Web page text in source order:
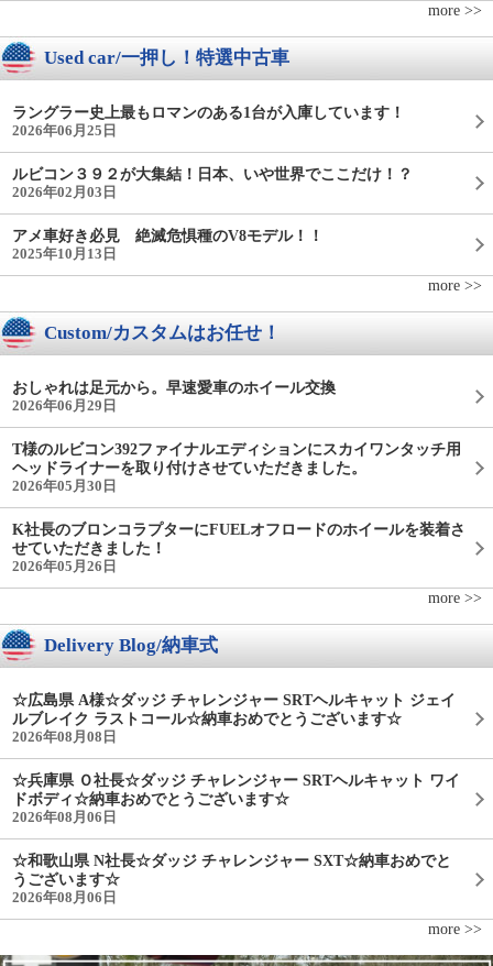
more >>
Used car/一押し！特選中古車
ラングラー史上最もロマンのある1台が入庫しています！
2026年06月25日
ルビコン３９２が大集結！日本、いや世界でここだけ！？
2026年02月03日
アメ車好き必見 絶滅危惧種のV8モデル！！
2025年10月13日
more >>
Custom/カスタムはお任せ！
おしゃれは足元から。早速愛車のホイール交換
2026年06月29日
T様のルビコン392ファイナルエディションにスカイワンタッチ用
ヘッドライナーを取り付けさせていただきました。
2026年05月30日
K社長のブロンコラプターにFUELオフロードのホイールを装着さ
せていただきました！
2026年05月26日
more >>
Delivery Blog/納車式
☆広島県 A様☆ダッジ チャレンジャー SRTヘルキャット ジェイ
ルブレイク ラストコール☆納車おめでとうございます☆
2026年08月08日
☆兵庫県 Ｏ社長☆ダッジ チャレンジャー SRTヘルキャット ワイ
ドボディ☆納車おめでとうございます☆
2026年08月06日
☆和歌山県 N社長☆ダッジ チャレンジャー SXT☆納車おめでと
うございます☆
2026年08月06日
more >>